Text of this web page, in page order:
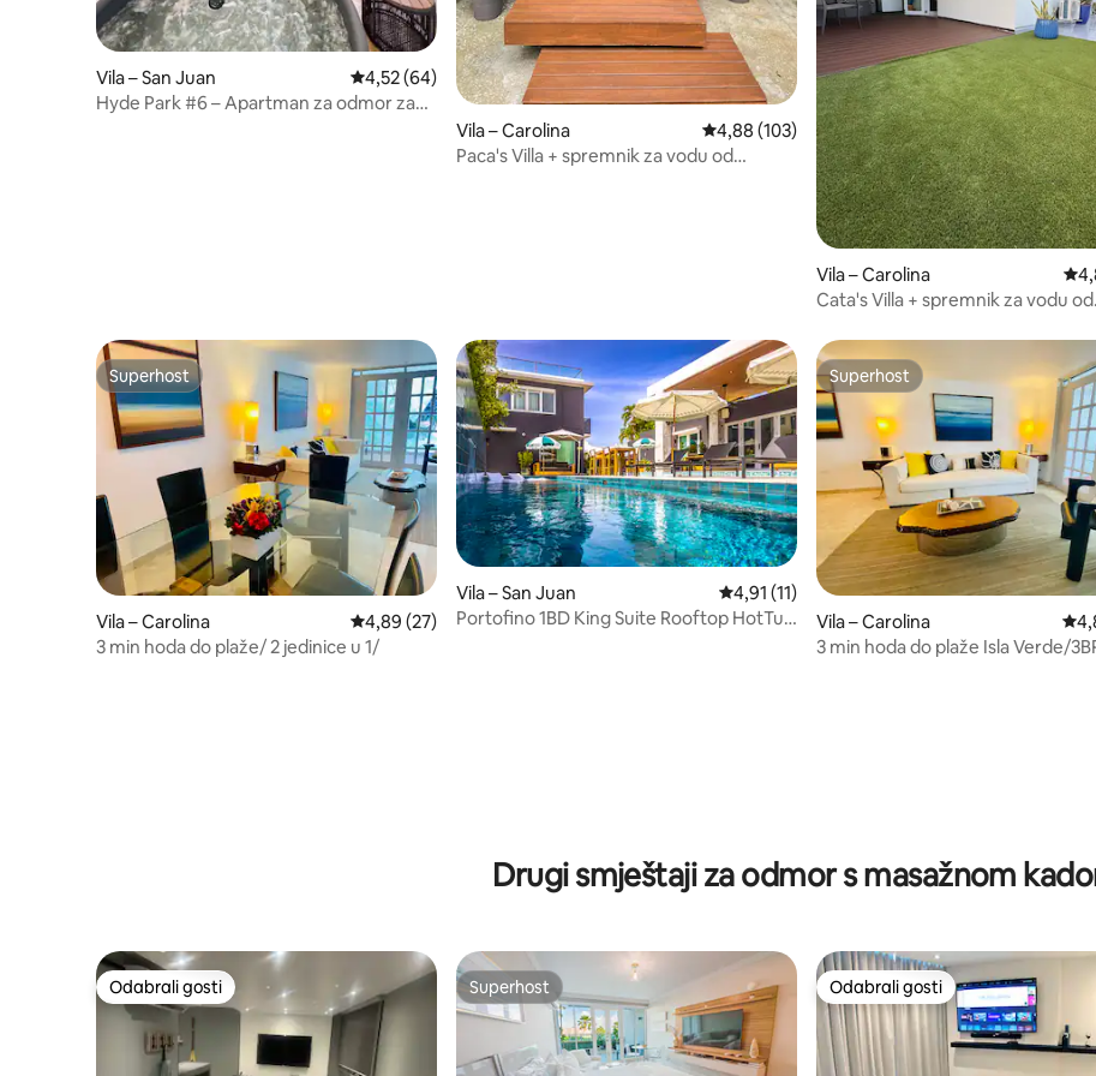
Vila – San Juan Prosječna ocjena: 4,52/5, recenzija: 64
4,52 (64)
Hyde Park #6 – Apartman za odmor za
Vila – Carolina Prosječna ocjena: 4,88/5, recenzija: 103
4,88 (103)
Paca's Villa + spremnik za vodu od
Vila – Carolina
Cata's Villa + spremnik za vodu od
Superhost
Superhost
Vila – Carolina Prosječna ocjena: 4,89/5, recenzija: 27
4,89 (27)
3 min hoda do plaže/ 2 jedinice u 1/
Vila – San Juan Prosječna ocjena: 4,91/5, recenzija: 11
4,91 (11)
Portofino 1BD King Suite Rooftop HotTub
Superhost
Superhost
Vila – Carolina
3 min hoda do plaže Isla Verde/
Drugi smještaji za odmor s masažnom
Odabrali gosti
Odabrali gosti Superhost
Superhost Odabrali gosti
Odabrali gosti